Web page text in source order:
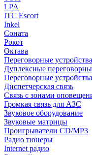
LPA
ITC Escort
Inkel
Соната
Рокот
Октава
Переговорные устройства
Дуплексные
Переговорные
Диспетчерская связь
Связь с зонами
Громкая связь для АЗС
Звуковое оборудование
Звуковые матрицы
Проигрыватели CD/MP3
Радио тюнеры
Internet радио